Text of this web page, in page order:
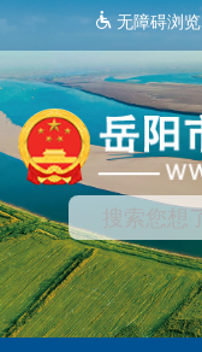
无障碍浏览